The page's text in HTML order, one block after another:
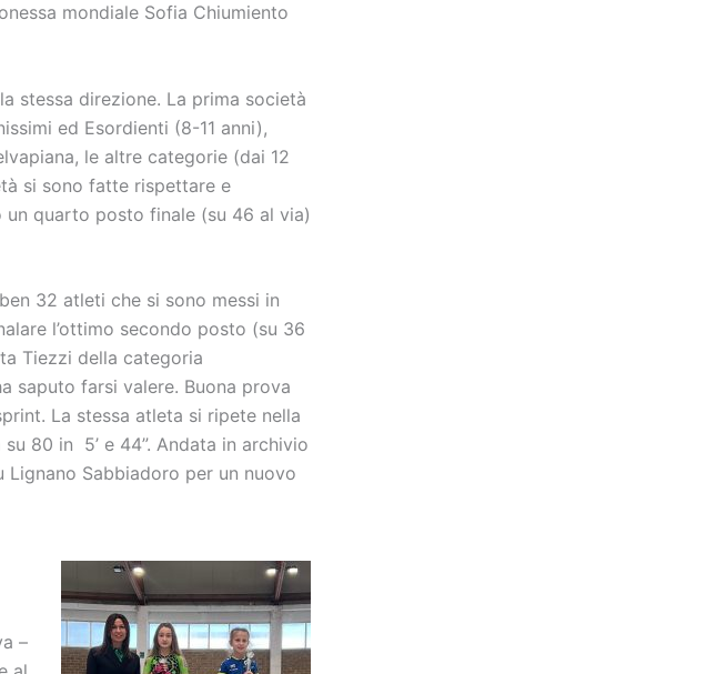
mondiale Sofia Chiumiento
stessa direzione. La prima società
ed Esordienti (8-11 anni),
le altre categorie (dai 12
si sono fatte rispettare e
quarto posto finale (su 46 al via)
32 atleti che si sono messi in
l’ottimo secondo posto (su 36
Tiezzi della categoria
saputo farsi valere. Buona prova
La stessa atleta si ripete nella
80 in 5’ e 44”. Andata in archivio
Sabbiadoro per un nuovo
–